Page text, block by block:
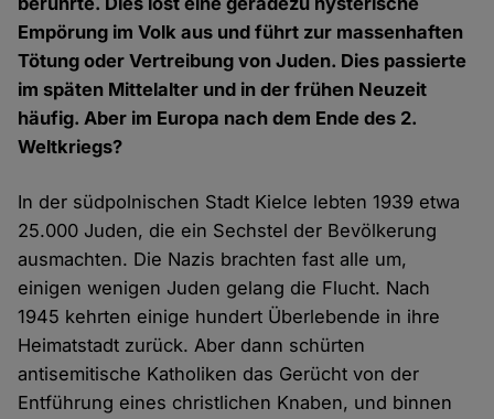
Empörung im Volk aus und führt zur massenhaften
Tötung oder Vertreibung von Juden. Dies passierte
im späten Mittelalter und in der frühen Neuzeit
häufig. Aber im Europa nach dem Ende des 2.
Weltkriegs?
In der südpolnischen Stadt Kielce lebten 1939 etwa
25.000 Juden, die ein Sechstel der Bevölkerung
ausmachten. Die Nazis brachten fast alle um,
einigen wenigen Juden gelang die Flucht. Nach
1945 kehrten einige hundert Überlebende in ihre
Heimatstadt zurück. Aber dann schürten
antisemitische Katholiken das Gerücht von der
Entführung eines christlichen Knaben, und binnen